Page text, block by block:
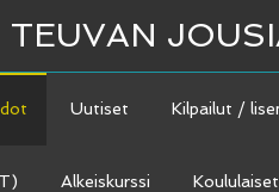
TEUVAN
Uutiset Kilpailut /
Alkeiskurssi